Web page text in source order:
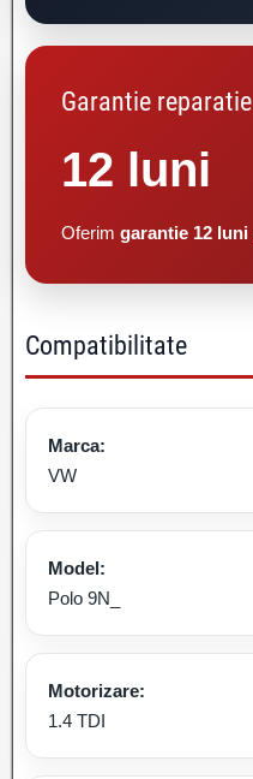
Garantie reparatie
12 luni
Oferim garantie 12 luni
Compatibilitate
Marca:
VW
Model:
Polo 9N_
Motorizare:
1.4 TDI